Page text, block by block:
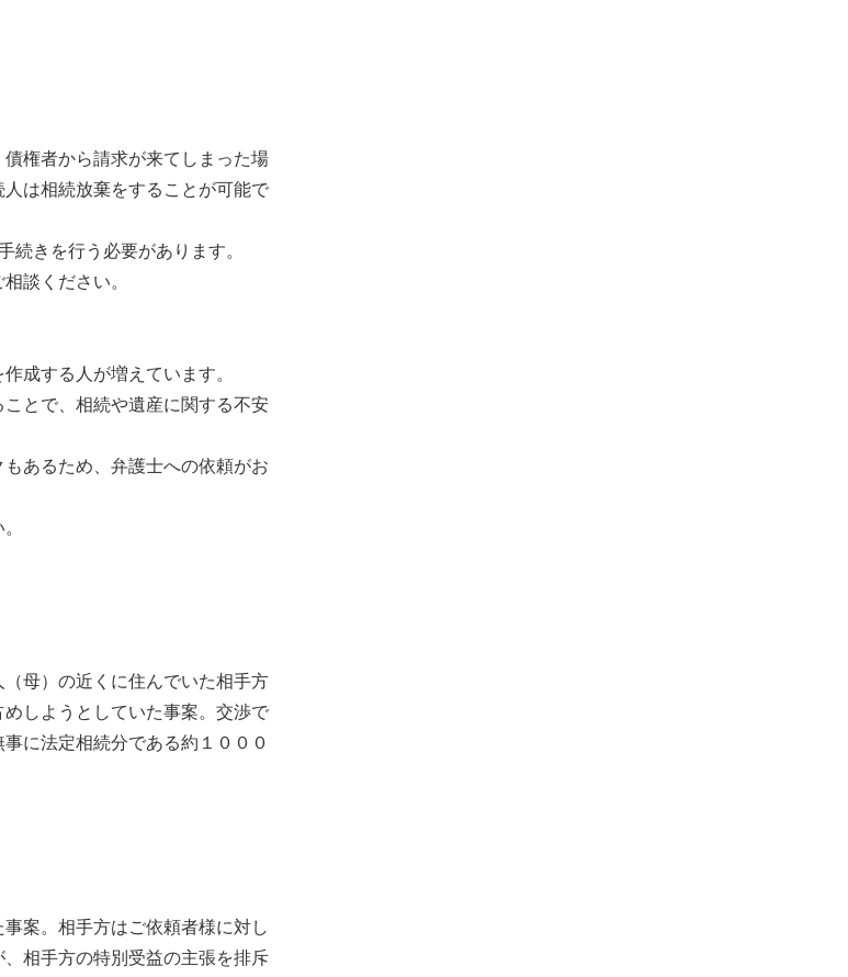
権者から請求が来てしまった場
は相続放棄をすることが可能で
続きを行う必要があります。
談ください。
成する人が増えています。
とで、相続や遺産に関する不安
あるため、弁護士への依頼がお
母）の近くに住んでいた相手方
しようとしていた事案。交渉で
に法定相続分である約１０００
案。相手方はご依頼者様に対し
相手方の特別受益の主張を排斥